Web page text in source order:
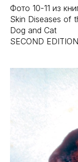
Фото 10-11 из
Skin Diseases of
Dog and Cat
SECOND EDITION